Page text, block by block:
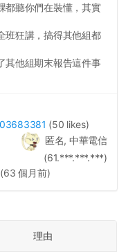
都聽你們在裝懂，其實
班狂講，搞得其他組都
其他組期末報告這件事
(50 likes)
匿名, 中華電信
(61.***.***.***)
個月前)
理由